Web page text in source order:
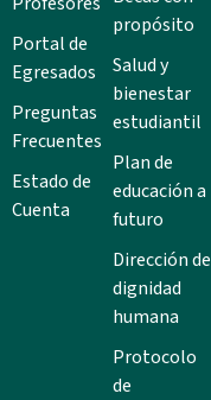
Portal de
Egresados
Preguntas
Frecuentes
Estado de
Cuenta
propósito
Salud y
bienestar
estudiantil
Plan de
educación a
futuro
Dirección de
dignidad
humana
Protocolo
de